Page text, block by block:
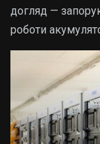
догляд —
роботи